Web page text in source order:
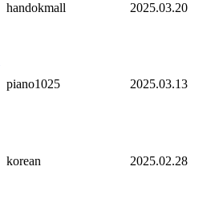
handokmall 2025.03.20
piano1025 2025.03.13
korean 2025.02.28